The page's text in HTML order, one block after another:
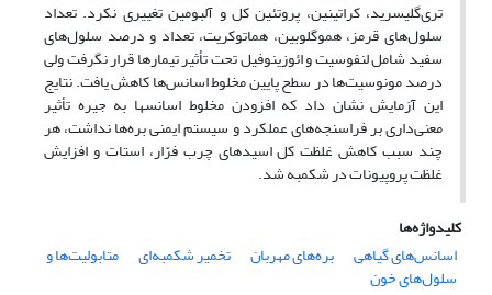
تری‌گلیسرید، کراتینین، پروتئین کل و آلبومین تغییری نکرد. تعداد
سلول‌های قرمز، هموگلوبین، هماتوکریت، تعداد و درصد سلول‌های
سفید شامل لنفوسیت و ائوزینوفیل تحت تأثیر تیمارها قرار نگرفت ولی
درصد مونوسیت‌ها در سطح پایین مخلوط اسانس‌ها کاهش یافت. نتایج
این آزمایش نشان داد که افزودن مخلوط اسانس­ها به جیره تأثیر
معنی‌داری بر فراسنجه‌های عملکرد و سیستم ایمنی بره‌ها نداشت، هر
چند سبب کاهش غلظت کل اسیدهای چرب فرّار، استات و افزایش
غلظت پروپیونات در شکمبه شد.
کلیدواژه‌ها
اسانس‌های گیاهی
بره‌های مهربان تخمیر شکمبه‌ای متابولیت‌ها و
سلول‌های خون